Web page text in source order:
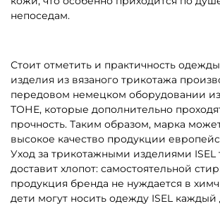
непоседам.
Стоит отметить и практичность одежды
изделия из вязаного трикотажа
передовом немецком оборудовании
ТОНЕ, которые дополнительно
прочность. Таким образом, марка
высокое качество продукции
Уход за трикотажными изделиями ISEL
доставит хлопот: самостоятельной
продукция бренда не нуждается в
дети могут носить одежду ISEL каждый